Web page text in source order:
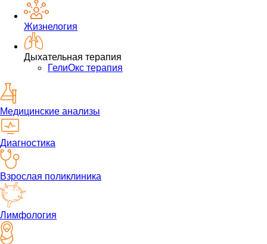
Жизнелогия
Дыхательная терапия
ГелиОкс терапия
Медицинские анализы
Диагностика
Взрослая поликлиника
Лимфология